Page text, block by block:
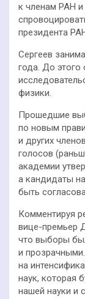
к членам РАН и
президента
Сергеев
года. До этого
физики.
Прошедшие
по новым
и других
голосов
академии
а кандидаты
быть
Комментируя
вице-премьер
что выборы
и
на
наук, которая
нашей науки и